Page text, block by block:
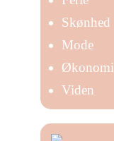
Skønhed
Mode
Økonomi
Viden